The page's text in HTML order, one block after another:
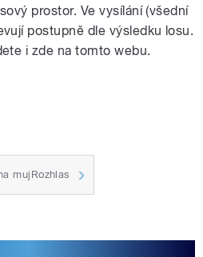
prostor. Ve vysílání (všední
postupně dle výsledku losu.
i zde na tomto webu.
mujRozhlas